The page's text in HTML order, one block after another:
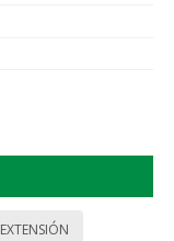
EXTENSIÓN